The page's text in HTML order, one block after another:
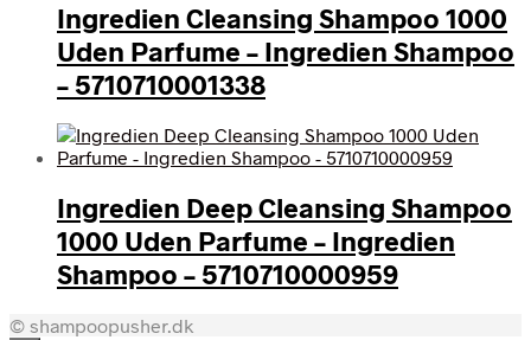
Ingredien Cleansing Shampoo 1000
Uden Parfume – Ingredien Shampoo
– 5710710001338
Ingredien Deep Cleansing Shampoo
1000 Uden Parfume – Ingredien
Shampoo – 5710710000959
© shampoopusher.dk